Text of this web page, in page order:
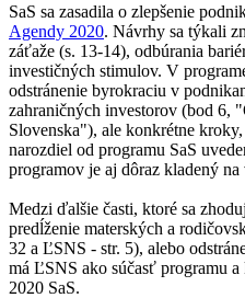
SaS sa zasadila o zlepšenie
Agendy 2020. Návrhy sa týkali
záťaže (s. 13-14), odbúrania
investičných stimulov. V
odstránenie byrokraciu v
zahraničných investorov (bod 6, "
Slovenska"), ale konkrétne
narozdiel od programu SaS
programov je aj dôraz kladený
Medzi ďalšie časti, ktoré sa
predĺženie materských a
32 a ĽSNS - str. 5), alebo
má ĽSNS ako súčasť programu
2020 SaS.